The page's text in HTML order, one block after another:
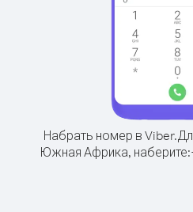
Набрать номер в Viber.
Южная Африка, наберите: